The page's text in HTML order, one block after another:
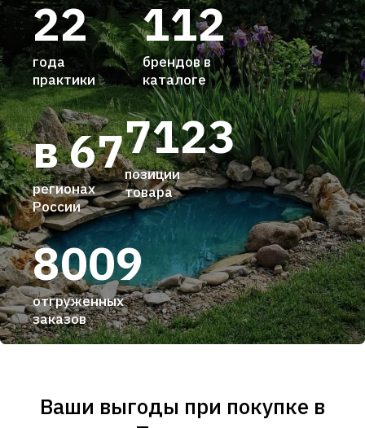
22
года
практики
112
брендов в
каталоге
7123
позиции
товара
8009
отгруженных
заказов
в 67
регионах
России
Ваши выгоды при покупке в